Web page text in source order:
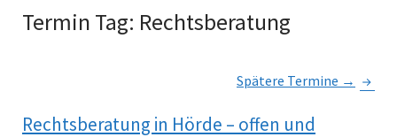
Termin Tag: Rechtsberatung
Spätere Termine →
Rechtsberatung in Hörde – offen und